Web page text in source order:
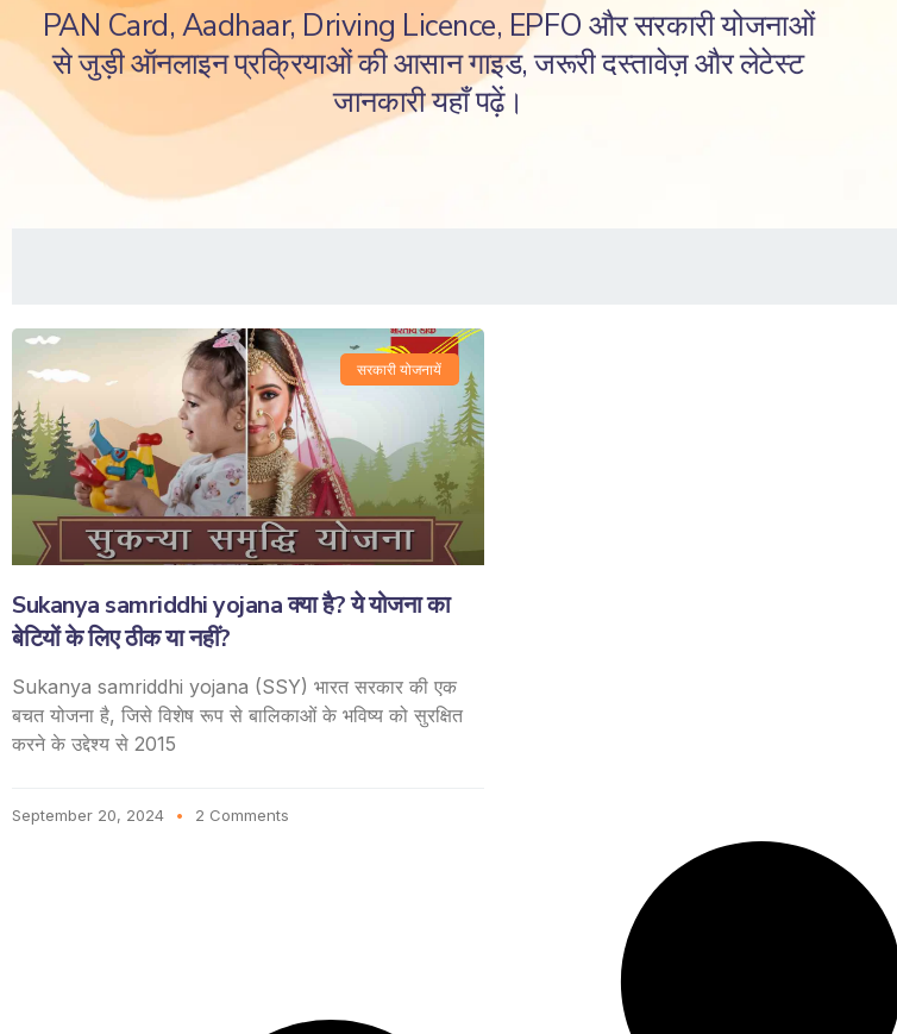
PAN Card, Aadhaar, Driving Licence, EPFO और सरकारी योजनाओं
से जुड़ी ऑनलाइन प्रक्रियाओं की आसान गाइड, जरूरी दस्तावेज़ और लेटेस्ट
जानकारी यहाँ पढ़ें।
सरकारी योजनायें
Sukanya samriddhi yojana क्या है? ये योजना का
बेटियों के लिए ठीक या नहीं?
Sukanya samriddhi yojana (SSY) भारत सरकार की एक
बचत योजना है, जिसे विशेष रूप से बालिकाओं के भविष्य को सुरक्षित
करने के उद्देश्य से 2015
September 20, 2024 2 Comments